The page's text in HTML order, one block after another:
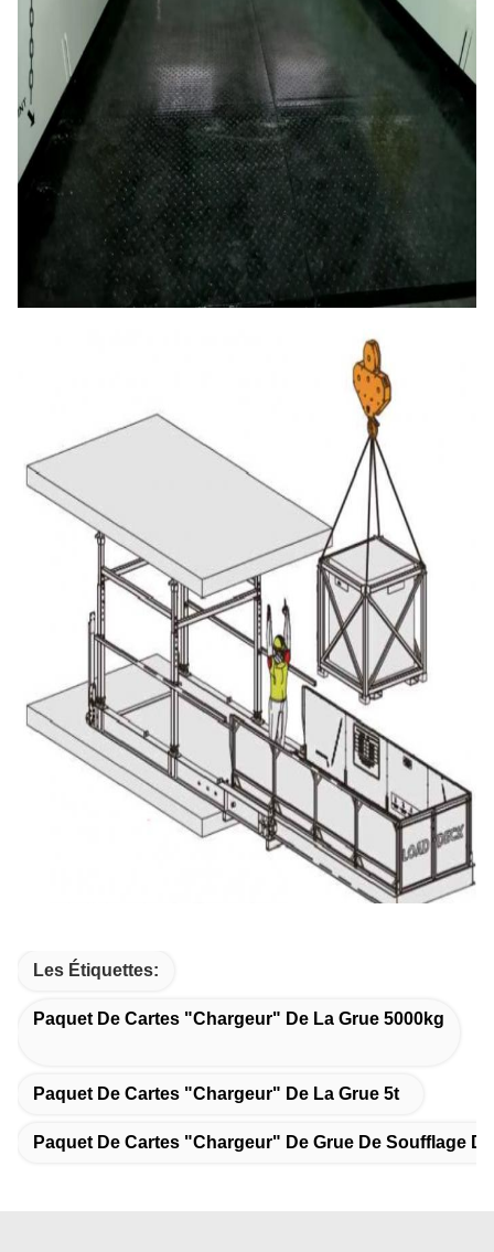
Les Étiquettes:
Paquet De Cartes "chargeur" De La Grue 5000kg
Paquet De Cartes "chargeur" De La Grue 5t
Paquet De Cartes "chargeur" De Grue De Soufflage